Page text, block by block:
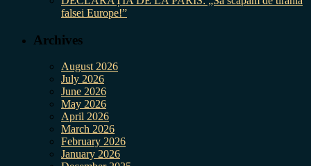
falsei Europe!”
Archives
August 2026
July 2026
June 2026
May 2026
April 2026
March 2026
February 2026
January 2026